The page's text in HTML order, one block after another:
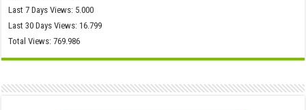
Last 7 Days Views: 5.000
Last 30 Days Views:16.799
Total Views:769.986